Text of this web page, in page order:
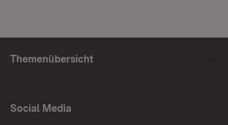
Themenübersicht
Social Media